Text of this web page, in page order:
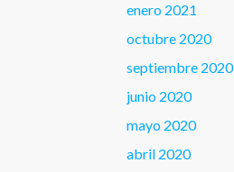
enero 2021
octubre 2020
septiembre 2020
junio 2020
mayo 2020
abril 2020